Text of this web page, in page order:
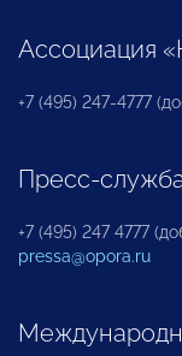
Ассоциация
+7 (495) 247-4777
Пресс-
+7 (495) 247 4777
pressa@opora.ru